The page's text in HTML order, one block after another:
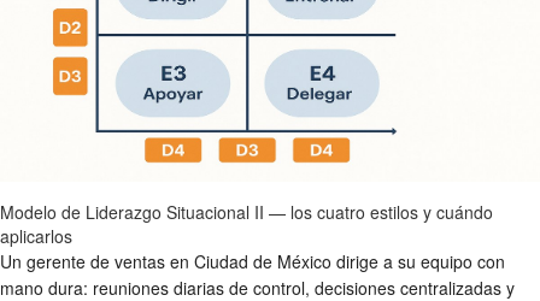
Modelo de Liderazgo Situacional II — los cuatro estilos y cuándo
aplicarlos
Un gerente de ventas en Ciudad de México dirige a su equipo con
mano dura: reuniones diarias de control, decisiones centralizadas y